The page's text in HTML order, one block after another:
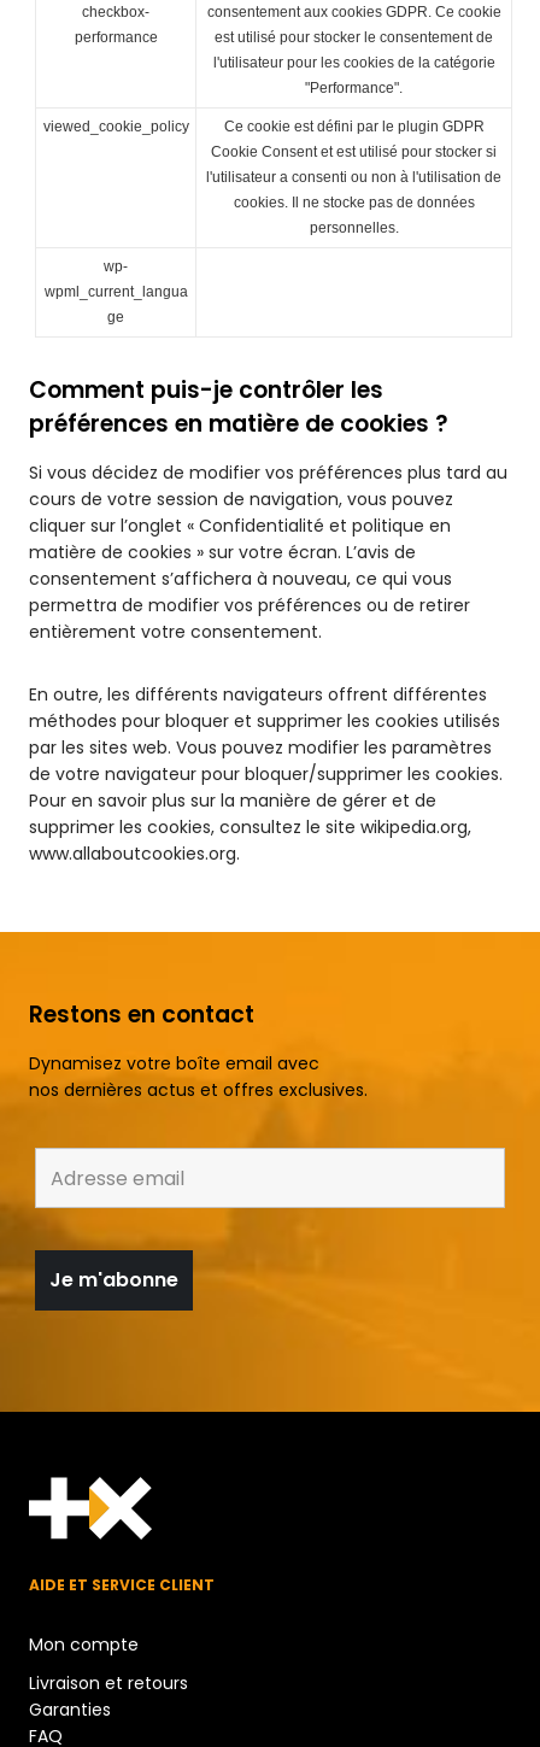
checkbox-
performance
consentement aux cookies GDPR. Ce cookie
est utilisé pour stocker le consentement de
l'utilisateur pour les cookies de la catégorie
"Performance".
viewed_cookie_policy
Ce cookie est défini par le plugin GDPR
Cookie Consent et est utilisé pour stocker si
l'utilisateur a consenti ou non à l'utilisation de
cookies. Il ne stocke pas de données
personnelles.
wp-
wpml_current_langua
ge
Comment puis-je contrôler les
préférences en matière de cookies ?
Si vous décidez de modifier vos préférences plus tard au
cours de votre session de navigation, vous pouvez
cliquer sur l’onglet « Confidentialité et politique en
matière de cookies » sur votre écran. L’avis de
consentement s’affichera à nouveau, ce qui vous
permettra de modifier vos préférences ou de retirer
entièrement votre consentement.
En outre, les différents navigateurs offrent différentes
méthodes pour bloquer et supprimer les cookies utilisés
par les sites web. Vous pouvez modifier les paramètres
de votre navigateur pour bloquer/supprimer les cookies.
Pour en savoir plus sur la manière de gérer et de
supprimer les cookies, consultez le site wikipedia.org,
www.allaboutcookies.org.
Restons en contact
Dynamisez votre boîte email avec
nos dernières actus et offres exclusives.
AIDE ET SERVICE CLIENT
Mon compte
Livraison et retours
Garanties
FAQ